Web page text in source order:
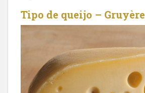
Tipo de queijo – Gruyère